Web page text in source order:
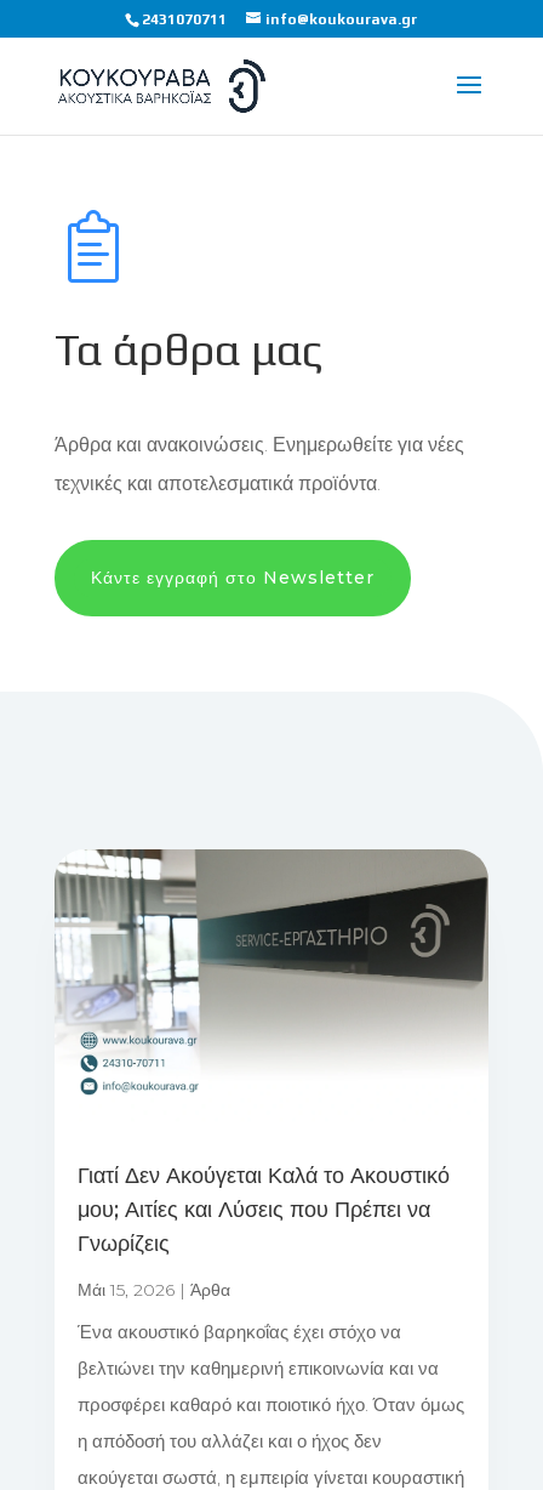
2431070711 info@koukourava.gr
Τα άρθρα μας
Άρθρα και ανακοινώσεις. Ενημερωθείτε για νέες
τεχνικές και αποτελεσματικά προϊόντα.
Κάντε εγγραφή στο Newsletter
Γιατί Δεν Ακούγεται Καλά το Ακουστικό
μου; Αιτίες και Λύσεις που Πρέπει να
Γνωρίζεις
Μάι 15, 2026| Άρθα
Ένα ακουστικό βαρηκοΐας έχει στόχο να
βελτιώνει την καθημερινή επικοινωνία και να
προσφέρει καθαρό και ποιοτικό ήχο. Όταν όμως
η απόδοσή του αλλάζει και ο ήχος δεν
ακούγεται σωστά, η εμπειρία γίνεται κουραστική